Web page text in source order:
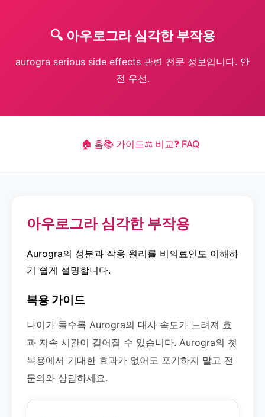
🔍 아우로그라 심각한 부작용
aurogra serious side effects 관련 전문 정보입니다. 안
전 우선.
🏠 홈📚 가이드⚖️ 비교❓ FAQ
아우로그라 심각한 부작용
Aurogra의 성분과 작용 원리를 비의료인도 이해하
기 쉽게 설명합니다.
복용 가이드
나이가 들수록 Aurogra의 대사 속도가 느려져 효
과 지속 시간이 길어질 수 있습니다. Aurogra의 첫
복용에서 기대한 효과가 없어도 포기하지 말고 전
문의와 상담하세요.